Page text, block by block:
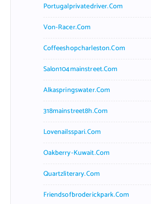
Portugalprivatedriver.com
Von-Racer.com
Coffeeshopcharleston.com
Salon104mainstreet.com
Alkaspringswater.com
318mainstreet8h.com
Lovenailsspari.com
Oakberry-Kuwait.com
Quartzliterary.com
Friendsofbroderickpark.com